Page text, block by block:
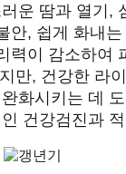
운 땀과 열기,
, 쉽게 화내
이 감소하여
만, 건강한 라
화시키는 데
건강검진과